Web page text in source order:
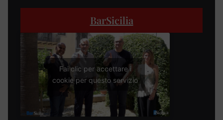
BarSicilia
Fai clic per accettare i
cookie per questo servizio